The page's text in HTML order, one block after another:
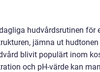
hudvårdsrutinen för
jämna ut
blivit populärt inom
och pH-värde kan